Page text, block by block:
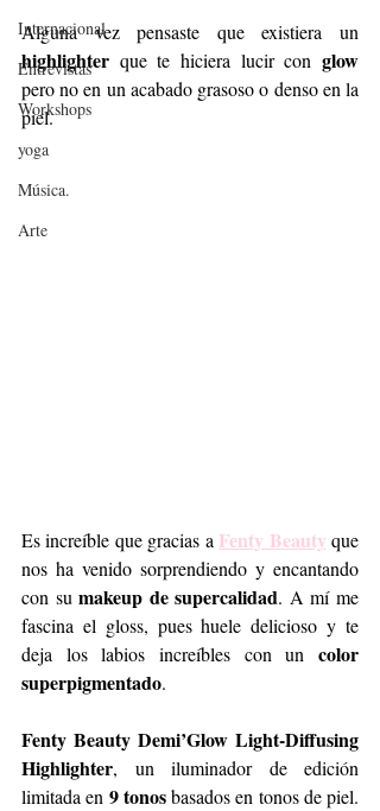
Internacional
Entrevistas
Workshops
yoga
Música.
Arte
highlighter que te hiciera lucir con glow
pero no en un acabado grasoso o denso en la
piel.
Es increíble que gracias a Fenty Beauty que
nos ha venido sorprendiendo y encantando
con su makeup de supercalidad. A mí me
fascina el gloss, pues huele delicioso y te
deja los labios increíbles con un
color
superpigmentado.
Fenty Beauty Demi’Glow Light-Diffusing
Highlighter, un iluminador de edición
limitada en 9 tonos basados en tonos de piel.